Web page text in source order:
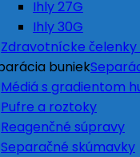
Ihly 27G
Ihly 30G
Zdravotnícke čelenky
Médiá s gradientom
Pufre a roztoky
Reagenčné súpravy
Separačné skúmavky